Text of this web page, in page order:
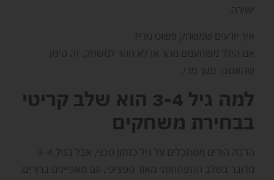
ישירה.
איך יודעים שמשחק פשוט מדי?
אם הילד משתעמם מהר או לא חוזר למשחק, זה סימן
שהאתגר נמוך מדי.
למה גיל 3-4 הוא שלב קריטי
בבחירת משחקים
הרבה הורים מסתכלים על גיל כנתון טכני, אבל בגיל 3-4
מדובר בשלב התפתחותי מאוד ספציפי, עם מאפיינים ברורים.